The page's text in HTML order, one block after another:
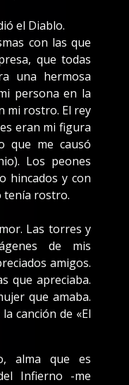
el Diablo.
con las que
que todas
una hermosa
persona en la
mi rostro. El rey
eran mi figura
que me causó
Los peones
hincados y con
tenía rostro.
Las torres y
de mis
amigos.
que apreciaba.
que amaba.
canción de «El
alma que es
Infierno -me